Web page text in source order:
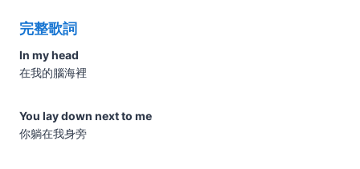
完整歌詞
In my head
在我的腦海裡
You lay down next to me
你躺在我身旁